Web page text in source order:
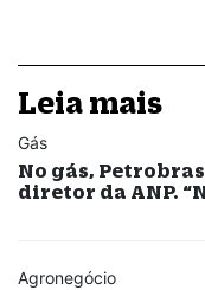
Leia mais
Gás
No gás,
diretor da ANP.
Agronegócio